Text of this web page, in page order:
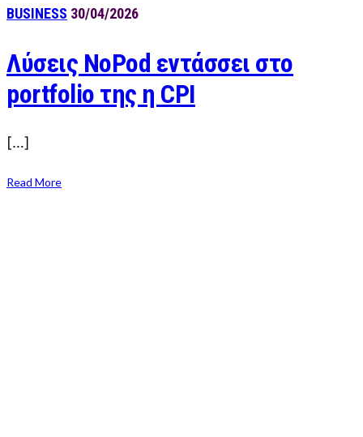
BUSINESS 30/04/2026
Λύσεις NoPod εντάσσει στο
portfolio της η CPI
[…]
Read More